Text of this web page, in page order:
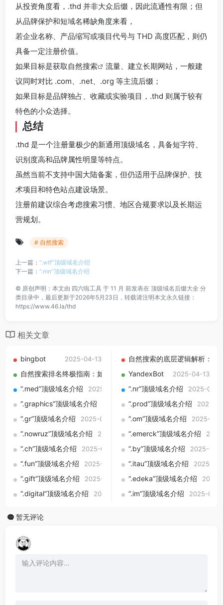
从投资角度看，.thd 并非大众后缀，因此流通性有限；但
从品牌保护和短域名稀缺角度来看，
若企业名称、产品缩写或项目代号与 THD 高度匹配，则仍
具备一定注册价值。
如果目标是获取 自然搜索
流量、建立长期网站，一般建
议同时对比 .com、.net、.org 等主流后缀；
如果目标是品牌独占、收藏或实验项目，.thd 则属于较有
特色的小众选择。
总结
.thd 是一个注册量极少的新通用顶级域名，具备短字符、
识别度高和品牌属性明显等特点。
虽然当前不支持中国大陆备案，但仍适用于品牌保护、技
术项目和特色站点建设场景。
注册前建议综合考虑搜索习惯、地区合规要求以及长期运
营规划。
# 自然搜索
上一篇： “.wtf”顶级域名介绍
下一篇： “.mn”顶级域名介绍
© 原创声明：本文由 四六啦工具 于 11 月 前发表在 顶级域名后缀大全 分
类目录中，最后更新于2026年5月23日，转载请注明本文永久链接：
https://www.46.la/thd
相关文章
bingbot 2025-04-13
自然搜索的底层逻辑解析：为
自然搜索排名终极指南：如何让关键词稳居搜索引擎首页？
YandexBot 2025-04-13
“.med”顶级域名介绍 2025-09-01 “.nr”顶级域名介绍 2025-09-
“.graphics”顶级域名介绍 2025-09-01“.prod”顶级域名介绍 2025-
“.gr”顶级域名介绍 2025-09-01 “.om”顶级域名介绍 2025-09-
“.nowruz”顶级域名介绍 2025-09-01“.emerck”顶级域名介绍
“.ch”顶级域名介绍 2025-09-01 “.by”顶级域名介绍 2025-09-
“.fun”顶级域名介绍 2025-09-01 “.itau”顶级域名介绍 2025-
“.gift”顶级域名介绍 2025-09-01 “.edeka”顶级域名介绍 2025-
“.digital”顶级域名介绍 2025-09-01“.im”顶级域名介绍 2025-09-
暂无评论